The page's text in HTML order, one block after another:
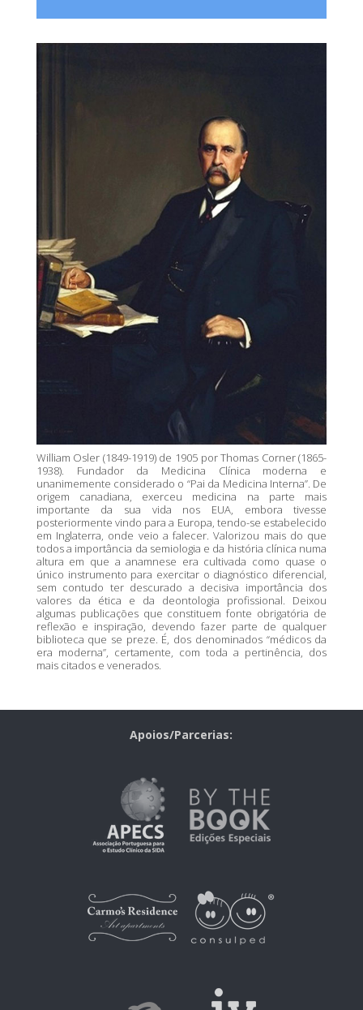
William Osler (1849-1919) de 1905 por Thomas Corner (1865-
1938). Fundador da Medicina Clínica moderna e
unanimemente considerado o “Pai da Medicina Interna”. De
origem canadiana, exerceu medicina na parte mais
importante da sua vida nos EUA, embora tivesse
posteriormente vindo para a Europa, tendo-se estabelecido
em Inglaterra, onde veio a falecer. Valorizou mais do que
todos a importância da semiologia e da história clínica numa
altura em que a anamnese era cultivada como quase o
único instrumento para exercitar o diagnóstico diferencial,
sem contudo ter descurado a decisiva importância dos
valores da ética e da deontologia profissional. Deixou
algumas publicações que constituem fonte obrigatória de
reflexão e inspiração, devendo fazer parte de qualquer
biblioteca que se preze. É, dos denominados “médicos da
era moderna”, certamente, com toda a pertinência, dos
mais citados e venerados.
Apoios/Parcerias: